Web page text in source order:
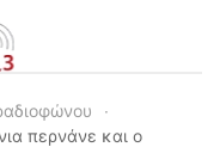
περνάνε και ο